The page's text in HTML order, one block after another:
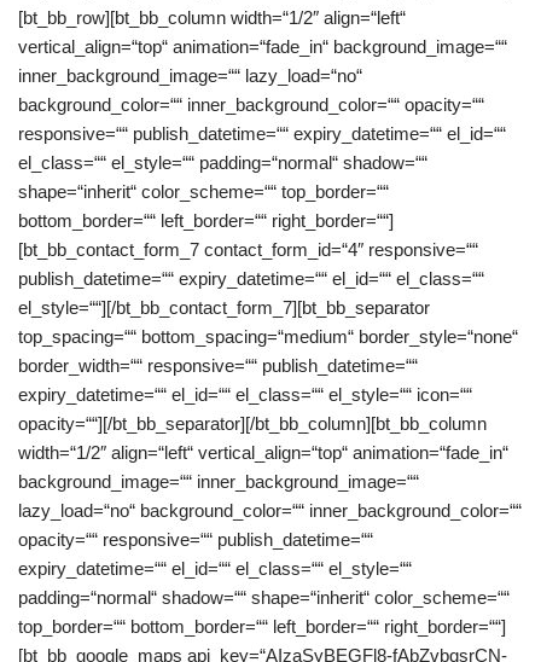
[bt_bb_row][bt_bb_column width=“1/2″ align=“left“
vertical_align=“top“ animation=“fade_in“ background_image=““
inner_background_image=““ lazy_load=“no“
background_color=““ inner_background_color=““ opacity=““
responsive=““ publish_datetime=““ expiry_datetime=““ el_id=““
el_class=““ el_style=““ padding=“normal“ shadow=““
shape=“inherit“ color_scheme=““ top_border=““
bottom_border=““ left_border=““ right_border=““]
[bt_bb_contact_form_7 contact_form_id=“4″ responsive=““
publish_datetime=““ expiry_datetime=““ el_id=““ el_class=““
el_style=““][/bt_bb_contact_form_7][bt_bb_separator
top_spacing=““ bottom_spacing=“medium“ border_style=“none“
border_width=““ responsive=““ publish_datetime=““
expiry_datetime=““ el_id=““ el_class=““ el_style=““ icon=““
opacity=““][/bt_bb_separator][/bt_bb_column][bt_bb_column
width=“1/2″ align=“left“ vertical_align=“top“ animation=“fade_in“
background_image=““ inner_background_image=““
lazy_load=“no“ background_color=““ inner_background_color=““
opacity=““ responsive=““ publish_datetime=““
expiry_datetime=““ el_id=““ el_class=““ el_style=““
padding=“normal“ shadow=““ shape=“inherit“ color_scheme=““
top_border=““ bottom_border=““ left_border=““ right_border=““]
[bt_bb_google_maps api_key=“AIzaSyBEGFl8-fAbZvbqsrCN-